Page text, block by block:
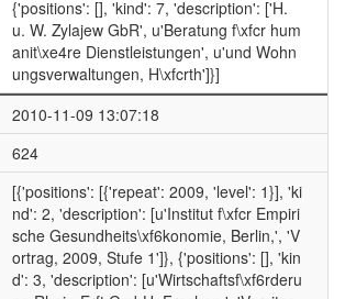
{'positions': [], 'kind': 7, 'description': ['H.
u. W. Zylajew GbR', u'Beratung f\xfcr hum
anit\xe4re Dienstleistungen', u'und Wohn
ungsverwaltungen, H\xfcrth']}]
2010-11-09 13:07:18
624
[{'positions': [{'repeat': 2009, 'level': 1}], 'ki
nd': 2, 'description': [u'Institut f\xfcr Empiri
sche Gesundheits\xf6konomie, Berlin,', 'V
ortrag, 2009, Stufe 1']}, {'positions': [], 'kin
d': 3, 'description': [u'Wirtschaftsf\xf6rderu